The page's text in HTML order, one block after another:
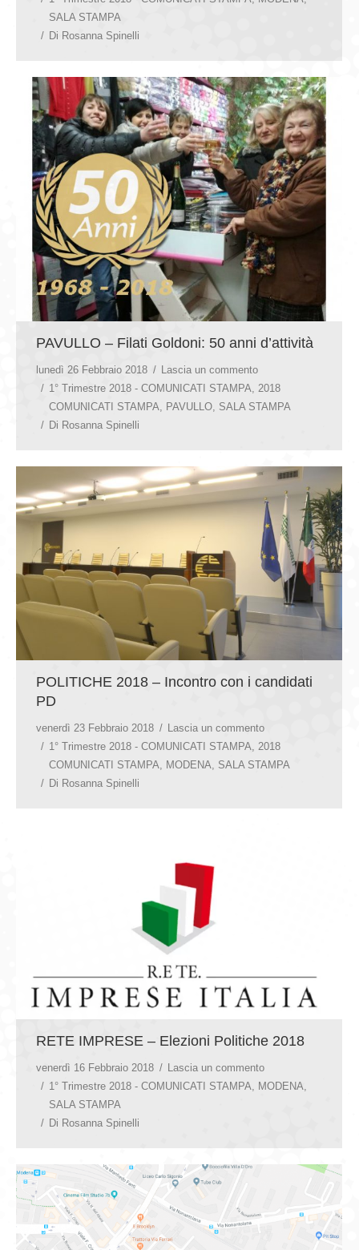
SALA STAMPA
Di Rosanna Spinelli
PAVULLO – Filati Goldoni: 50 anni d’attività
lunedì 26 Febbraio 2018
Lascia un commento
1° Trimestre 2018 - COMUNICATI STAMPA
2018
COMUNICATI STAMPA
PAVULLO SALA STAMPA
Di Rosanna Spinelli
POLITICHE 2018 – Incontro con i candidati
PD
venerdì 23 Febbraio 2018
Lascia un commento
1° Trimestre 2018 - COMUNICATI STAMPA, 2018
COMUNICATI STAMPA, MODENA, SALA STAMPA
Di Rosanna Spinelli
RETE IMPRESE – Elezioni Politiche 2018
venerdì 16 Febbraio 2018
Lascia un commento
1° Trimestre 2018 - COMUNICATI STAMPA, MODENA,
SALA STAMPA
Di Rosanna Spinelli